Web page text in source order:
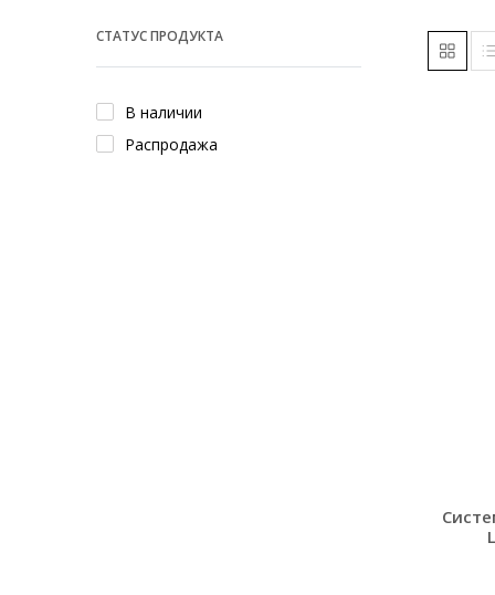
СТАТУС ПРОДУКТА
В наличии
Распродажа